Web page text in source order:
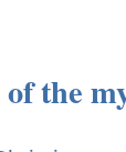
the